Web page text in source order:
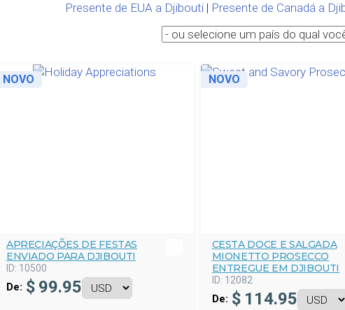
Presente de EUA a Djibouti| Presente de Canadá a
NOVO
APRECIAÇÕES DE FESTAS
ENVIADO PARA DJIBOUTI
ID: 10500
De: $ 99.95
NOVO
CESTA DOCE E SALGADA
MIONETTO PROSECCO
ENTREGUE EM DJIBOUTI
ID: 12082
De: $ 114.95